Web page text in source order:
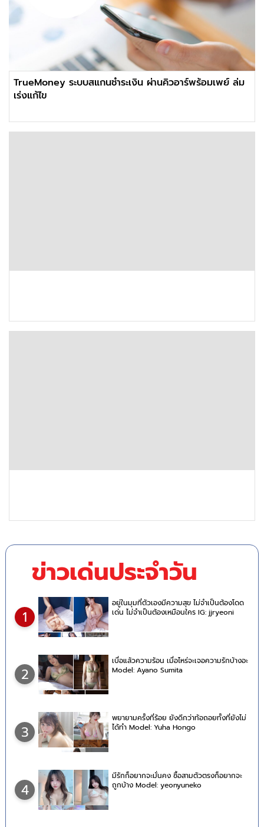
TrueMoney ระบบสแกนชำระเงิน ผ่านคิวอาร์พร้อมเพย์ ล่ม
เร่งแก้ไข
ข่าวเด่นประจำวัน
1
อยู่ในมุมที่ตัวเองมีความสุข ไม่จำเป็นต้องโดด
เด่น ไม่จำเป็นต้องเหมือนใคร IG: jjryeoni
2
เบื่อแล้วความร้อน เมื่อไหร่จะเจอความรักบ้างอะ
Model: Ayano Sumita
3
พยายามครั้งที่ร้อย ยังดีกว่าท้อถอยทั้งที่ยังไม่
ได้ทำ Model: Yuha Hongo
4
มีรักก็อยากจะมั่นคง ซื้อสามตัวตรงก็อยากจะ
ถูกบ้าง Model: yeonyuneko